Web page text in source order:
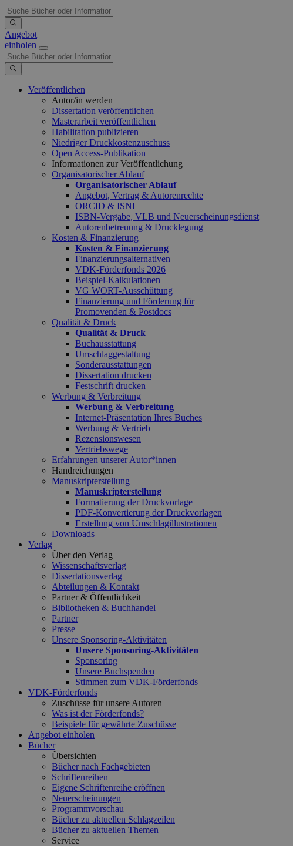
Angebot
einholen
Veröffentlichen
Autor/in werden
Dissertation veröffentlichen
Masterarbeit veröffentlichen
Habilitation publizieren
Niedriger Druckkostenzuschuss
Open Access-Publikation
Informationen zur Veröffentlichung
Organisatorischer Ablauf
Organisatorischer Ablauf
Angebot, Vertrag & Autorenrechte
ORCID & ISNI
ISBN-Vergabe, VLB und Neuerscheinungsdienst
Autorenbetreuung & Drucklegung
Kosten & Finanzierung
Kosten & Finanzierung
Finanzierungsalternativen
VDK-Förderfonds 2026
Beispiel-Kalkulationen
VG WORT-Ausschüttung
Finanzierung und Förderung für
Promovenden & Postdocs
Qualität & Druck
Qualität & Druck
Buchausstattung
Umschlaggestaltung
Sonderausstattungen
Dissertation drucken
Festschrift drucken
Werbung & Verbreitung
Werbung & Verbreitung
Internet-Präsentation Ihres Buches
Werbung & Vertrieb
Rezensionswesen
Vertriebswege
Erfahrungen unserer Autor*innen
Handreichungen
Manuskripterstellung
Manuskripterstellung
Formatierung der Druckvorlage
PDF-Konvertierung der Druckvorlagen
Erstellung von Umschlagillustrationen
Downloads
Verlag
Über den Verlag
Wissenschaftsverlag
Dissertationsverlag
Abteilungen & Kontakt
Partner & Öffentlichkeit
Bibliotheken & Buchhandel
Partner
Presse
Unsere Sponsoring-Aktivitäten
Unsere Sponsoring-Aktivitäten
Sponsoring
Unsere Buchspenden
Stimmen zum VDK-Förderfonds
VDK-Förderfonds
Zuschüsse für unsere Autoren
Was ist der Förderfonds?
Beispiele für gewährte Zuschüsse
Angebot einholen
Bücher
Übersichten
Bücher nach Fachgebieten
Schriftenreihen
Eigene Schriftenreihe eröffnen
Neuerscheinungen
Programmvorschau
Bücher zu aktuellen Schlagzeilen
Bücher zu aktuellen Themen
Service